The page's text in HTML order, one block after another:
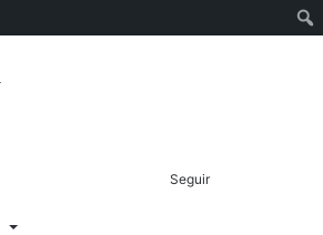
por
skin
Lateral
aleatórioSeguir